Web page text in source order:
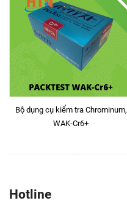
Bộ dụng cụ kiểm tra Chrominum,
WAK-Cr6+
Hotline